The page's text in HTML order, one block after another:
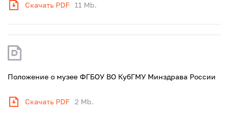
Скачать PDF 11 Mb.
Положение о музее ФГБОУ ВО КубГМУ Минздрава России
Скачать PDF 2 Mb.